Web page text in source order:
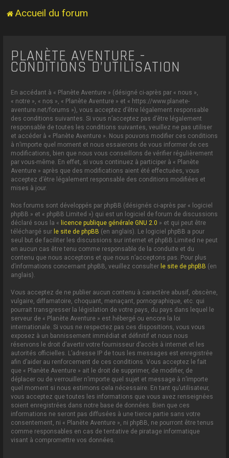
Accueil du forum
PLANÈTE AVENTURE -
CONDITIONS D’UTILISATION
En accédant à « Planète Aventure » (désigné ci-après par « nous »,
« notre », « nos », « Planète Aventure » et « https://www.planete-
aventure.net/forums »), vous acceptez d’être légalement responsable
des conditions suivantes. Si vous n’acceptez pas d’être légalement
responsable de toutes les conditions suivantes, veuillez ne pas utiliser
et accéder à « Planète Aventure ». Nous pouvons modifier ces conditions
à n’importe quel moment et nous essaierons de vous informer de ces
modifications, bien que nous vous conseillons de vérifier régulièrement
par vous-même. En effet, si vous continuez à participer à « Planète
Aventure » après que des modifications aient été effectuées, vous
acceptez d’être légalement responsable des conditions modifiées et
mises à jour.
Nos forums sont développés par phpBB (désignés ci-après par « logiciel
phpBB » et « phpBB Limited ») qui est un logiciel de forum de discussions
déclaré sous la « licence publique générale GNU 2.0 » et qui peut être
téléchargé sur le site de phpBB (en anglais). Le logiciel phpBB a pour
seul but de faciliter les discussions sur internet et phpBB Limited ne peut
en aucun cas être tenu comme responsable de la conduite et du
contenu que nous acceptons et que nous n’acceptons pas. Pour plus
d’informations concernant phpBB, veuillez consulter le site de phpBB (en
anglais).
Vous acceptez de ne publier aucun contenu à caractère abusif, obscène,
vulgaire, diffamatoire, choquant, menaçant, pornographique, etc. qui
pourrait transgresser la législation de votre pays, du pays dans lequel le
serveur de « Planète Aventure » est hébergé ou encore la loi
internationale. Si vous ne respectez pas ces dispositions, vous vous
exposez à un bannissement immédiat et définitif et nous nous
réservons le droit d’avertir votre fournisseur d’accès à internet et les
autorités officielles. L’adresse IP de tous les messages est enregistrée
afin d’aider au renforcement de ces conditions. Vous acceptez le fait
que « Planète Aventure » ait le droit de supprimer, de modifier, de
déplacer ou de verrouiller n’importe quel sujet et message à n’importe
quel moment si nous estimons cela nécessaire. En tant qu’utilisateur,
vous acceptez que toutes les informations que vous avez renseignées
soient enregistrées dans notre base de données. Bien que ces
informations ne seront pas diffusées à une tierce partie sans votre
consentement, ni « Planète Aventure », ni phpBB, ne pourront être tenus
comme responsables en cas de tentative de piratage informatique
visant à compromettre vos données.